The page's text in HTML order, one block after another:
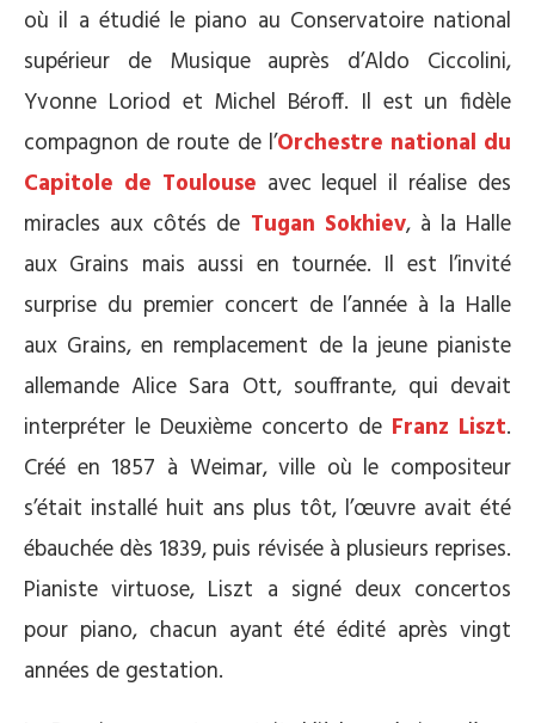
où il a étudié le piano au Conservatoire national
supérieur de Musique auprès d’Aldo Ciccolini,
Yvonne Loriod et Michel Béroff. Il est un fidèle
compagnon de route de l’Orchestre national du
Capitole de Toulouse avec lequel il réalise des
miracles aux côtés de Tugan Sokhiev, à la Halle
aux Grains mais aussi en tournée. Il est l’invité
surprise du premier concert de l’année à la Halle
aux Grains, en remplacement de la jeune pianiste
allemande Alice Sara Ott, souffrante, qui devait
interpréter le Deuxième concerto de Franz Liszt.
Créé en 1857 à Weimar, ville où le compositeur
s’était installé huit ans plus tôt, l’œuvre avait été
ébauchée dès 1839, puis révisée à plusieurs reprises.
Pianiste virtuose, Liszt a signé deux concertos
pour piano, chacun ayant été édité après vingt
années de gestation.